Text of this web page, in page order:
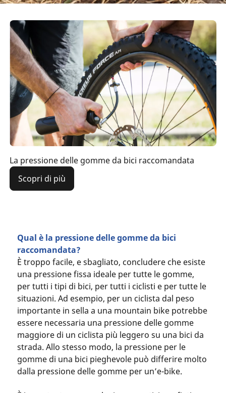
La pressione delle gomme da bici raccomandata
Scopri di più
Qual è la pressione delle gomme da bici
raccomandata?
È troppo facile, e sbagliato, concludere che esiste
una pressione fissa ideale per tutte le gomme,
per tutti i tipi di bici, per tutti i ciclisti e per tutte le
situazioni. Ad esempio, per un ciclista dal peso
importante in sella a una mountain bike potrebbe
essere necessaria una pressione delle gomme
maggiore di un ciclista più leggero su una bici da
strada. Allo stesso modo, la pressione per le
gomme di una bici pieghevole può differire molto
dalla pressione delle gomme per un’e-bike.